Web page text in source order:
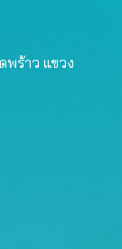
พร้าว แขวง